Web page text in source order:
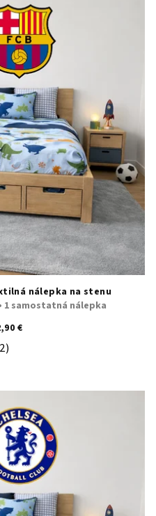
nálepka na stenu
1 samostatná nálepka
€
Priemerné hodnotenie produktu